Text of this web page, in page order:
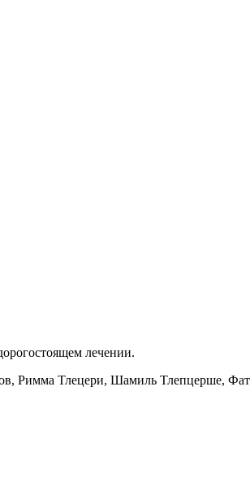
лечении.
Римма Тлецери, Шамиль Тлепцерше,